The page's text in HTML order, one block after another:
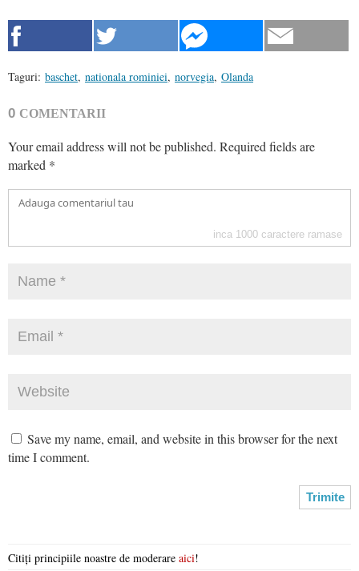
Taguri: baschet, nationala rominiei, norvegia, Olanda
0 COMENTARII
Your email address will not be published. Required fields are
marked *
inca 1000 caractere ramase
Save my name, email, and website in this browser for the next
time I comment.
Citiți principiile noastre de moderare aici!